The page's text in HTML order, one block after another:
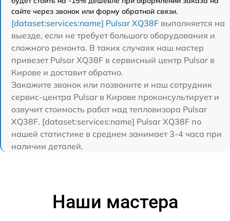
сайте через звонок или форму обратной связи.
[dataset:services:name] Pulsar XQ38F выполняется на
выезде, если не требует большого оборудования и
сложного ремонта. В таких случаях наш мастер
привезет Pulsar XQ38F в сервисный центр Pulsar в
Кирове и доставит обратно.
Закажите звонок или позвоните и наш сотрудник
сервис-центра Pulsar в Кирове проконсультирует и
озвучит стоимость работ над тепловизора Pulsar
XQ38F. [dataset:services:name] Pulsar XQ38F по
нашей статистике в среднем занимает 3-4 часа при
наличии деталей.
Наши мастера